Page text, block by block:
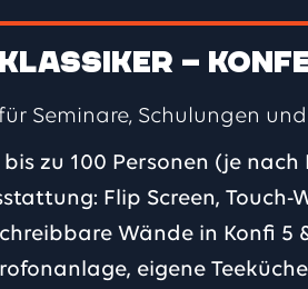
Klassiker –
Seminare, Schulungen
bis zu 100 Personen (je nach
Flip Screen,
Wände in Konfi 5
eigene Teeküche